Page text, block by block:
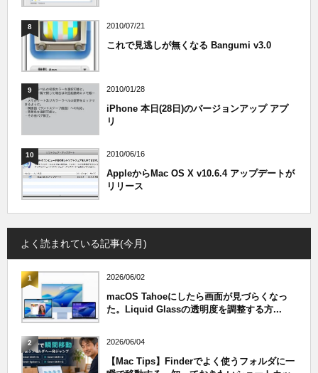
8 2010/07/21
これで見逃しが無くなる Bangumi v3.0
9 2010/01/28
iPhone 本日(28日)のバージョンアップ アプ
リ
10 2010/06/16
AppleからMac OS X v10.6.4 アップデートが
リリース
よく読まれている記事(今月)
1 2026/06/02
macOS Tahoeにしたら画面が見づらくなっ
た。Liquid Glassの透明度を調整する方...
2 2026/06/04
【Mac Tips】Finderでよく使うフォルダに一